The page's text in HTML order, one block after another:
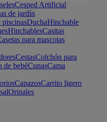
Cesped Artificial
de jardín
DuchaHinchable
HinchablesCasitas
para mascotas
CestasColchón para
de bebéCunasCama
CapazosCarrito ligero
Orinales